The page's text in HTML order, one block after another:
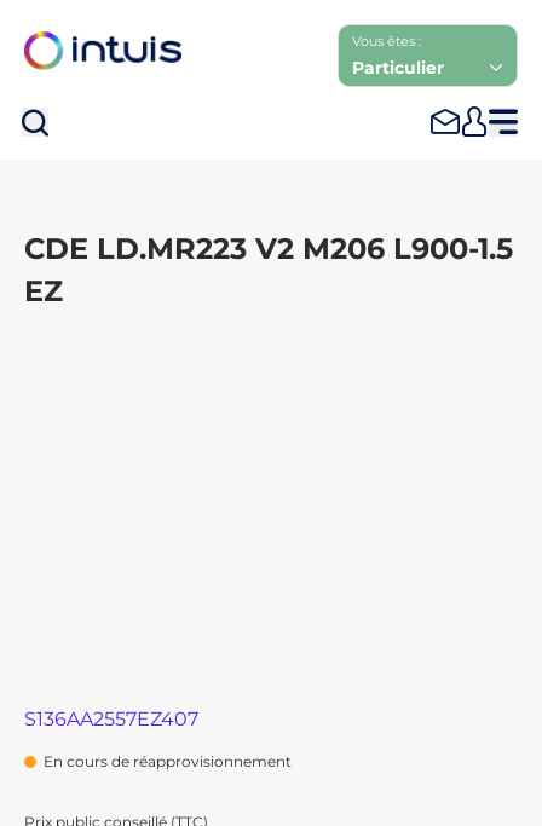
Vous êtes :
Particulier
CDE LD.MR223 V2 M206 L900-1.5
EZ
S136AA2557EZ407
En cours de réapprovisionnement
Prix public conseillé (TTC)